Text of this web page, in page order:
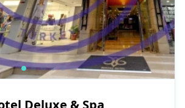
Deluxe & Spa